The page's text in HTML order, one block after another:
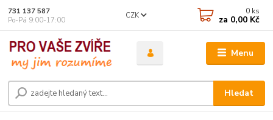
Menu
CZK
Hledat
731 137 587
Po-Pá 9:00-17:00
0 ks
za 0,00 Kč